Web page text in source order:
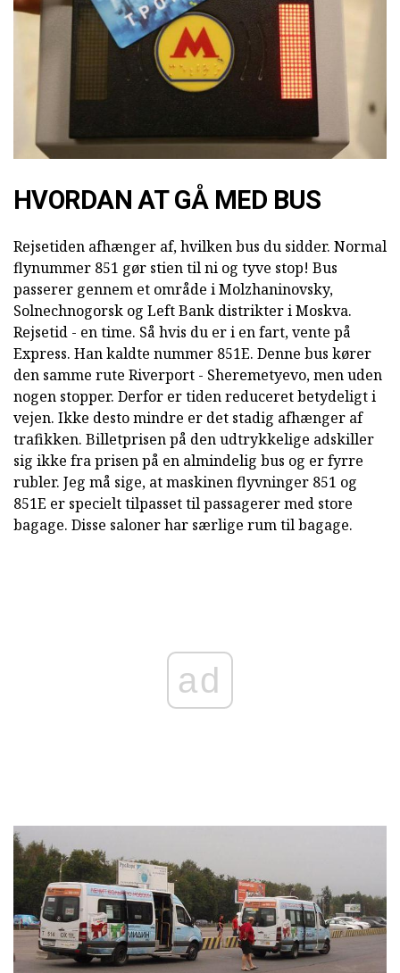
HVORDAN AT GÅ MED BUS
Rejsetiden afhænger af, hvilken bus du sidder. Normal
flynummer 851 gør stien til ni og tyve stop! Bus
passerer gennem et område i Molzhaninovsky,
Solnechnogorsk og Left Bank distrikter i Moskva.
Rejsetid - en time. Så hvis du er i en fart, vente på
Express. Han kaldte nummer 851E. Denne bus kører
den samme rute Riverport - Sheremetyevo, men uden
nogen stopper. Derfor er tiden reduceret betydeligt i
vejen. Ikke desto mindre er det stadig afhænger af
trafikken. Billetprisen på den udtrykkelige adskiller
sig ikke fra prisen på en almindelig bus og er fyrre
rubler. Jeg må sige, at maskinen flyvninger 851 og
851E er specielt tilpasset til passagerer med store
bagage. Disse saloner har særlige rum til bagage.
ad